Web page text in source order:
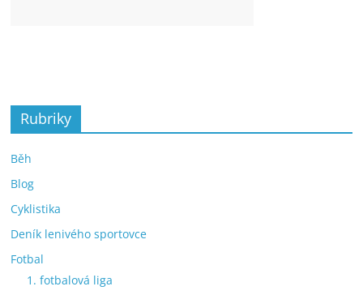
Rubriky
Běh
Blog
Cyklistika
Deník lenivého sportovce
Fotbal
1. fotbalová liga